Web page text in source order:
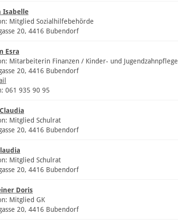
Isabelle
Mitglied Sozialhilfebehörde
20, 4416 Bubendorf
Esra
Mitarbeiterin Finanzen / Kinder- und Jugendzahnpflege
20, 4416 Bubendorf
061 935 90 95
Mitglied Schulrat
20, 4416 Bubendorf
Mitglied Schulrat
20, 4416 Bubendorf
Doris
Mitglied GK
20, 4416 Bubendorf